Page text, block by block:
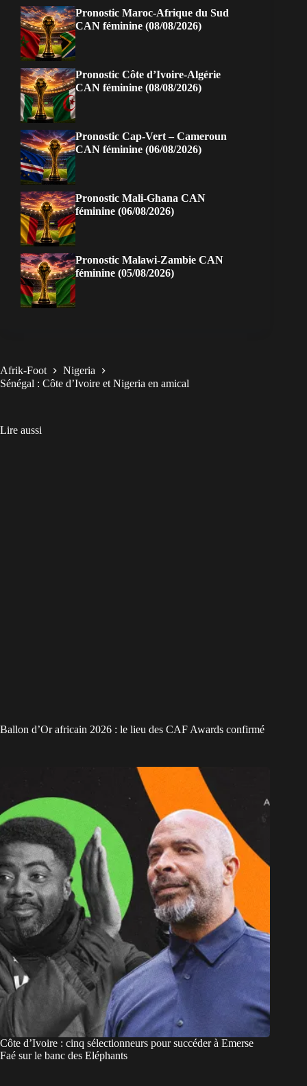
Pronostic Maroc-Afrique du Sud
CAN féminine (08/08/2026)
Pronostic Côte d’Ivoire-Algérie
CAN féminine (08/08/2026)
Pronostic Cap-Vert – Cameroun
CAN féminine (06/08/2026)
Pronostic Mali-Ghana CAN
féminine (06/08/2026)
Pronostic Malawi-Zambie CAN
féminine (05/08/2026)
Afrik-Foot
Nigeria
Sénégal : Côte d’Ivoire et Nigeria en amical
Lire aussi
Ballon d’Or africain 2026 : le lieu des CAF Awards confirmé
Côte d’Ivoire : cinq sélectionneurs pour succéder à Emerse
Faé sur le banc des Eléphants